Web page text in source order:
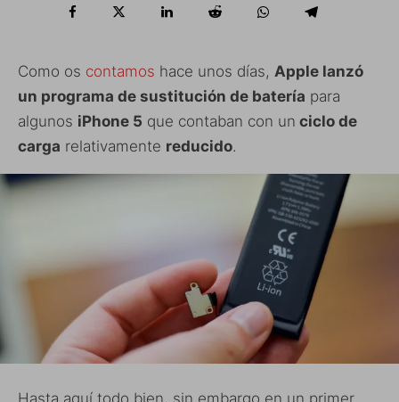
Como os contamos hace unos días, Apple lanzó
un programa de sustitución de batería para
algunos iPhone 5 que contaban con un ciclo de
carga relativamente reducido.